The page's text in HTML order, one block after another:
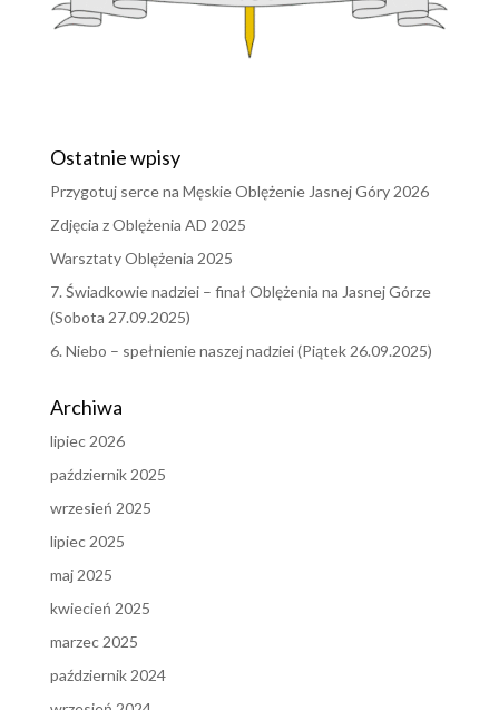
Ostatnie wpisy
Przygotuj serce na Męskie Oblężenie Jasnej Góry 2026
Zdjęcia z Oblężenia AD 2025
Warsztaty Oblężenia 2025
7. Świadkowie nadziei – finał Oblężenia na Jasnej Górze
(Sobota 27.09.2025)
6. Niebo – spełnienie naszej nadziei (Piątek 26.09.2025)
Archiwa
lipiec 2026
październik 2025
wrzesień 2025
lipiec 2025
maj 2025
kwiecień 2025
marzec 2025
październik 2024